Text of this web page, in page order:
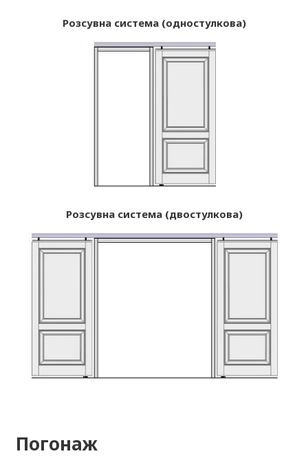
Розсувна система (одностулкова)
Розсувна система (двостулкова)
Погонаж